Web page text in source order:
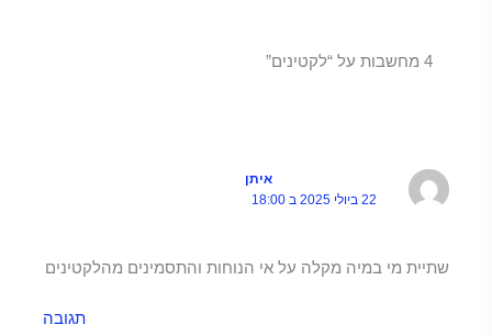
4 מחשבות על “לקטינים”
איתן
22 ביולי 2025 ב 18:00
שתיית מי במיה מקלה על אי הנוחות והתסמינים מהלקטינים
תגובה